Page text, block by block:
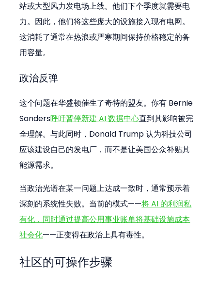
站或大型风力发电场上线。他们下个季度就需要电
力。因此，他们将这些庞大的设施接入现有电网。
这消耗了通常在热浪或严寒期间保持价格稳定的备
用容量。
政治反弹
这个问题在华盛顿催生了奇特的盟友。你有 Bernie
Sanders呼吁暂停新建 AI 数据中心直到其影响被完
全理解。与此同时，Donald Trump 认为科技公司
应该建设自己的发电厂，而不是让美国公众补贴其
能源需求。
当政治光谱在某一问题上达成一致时，通常预示着
深刻的系统性失败。当前的模式——将 AI 的利润私
有化，同时通过提高公用事业账单将基础设施成本
社会化——正变得在政治上具有毒性。
社区的可操作步骤